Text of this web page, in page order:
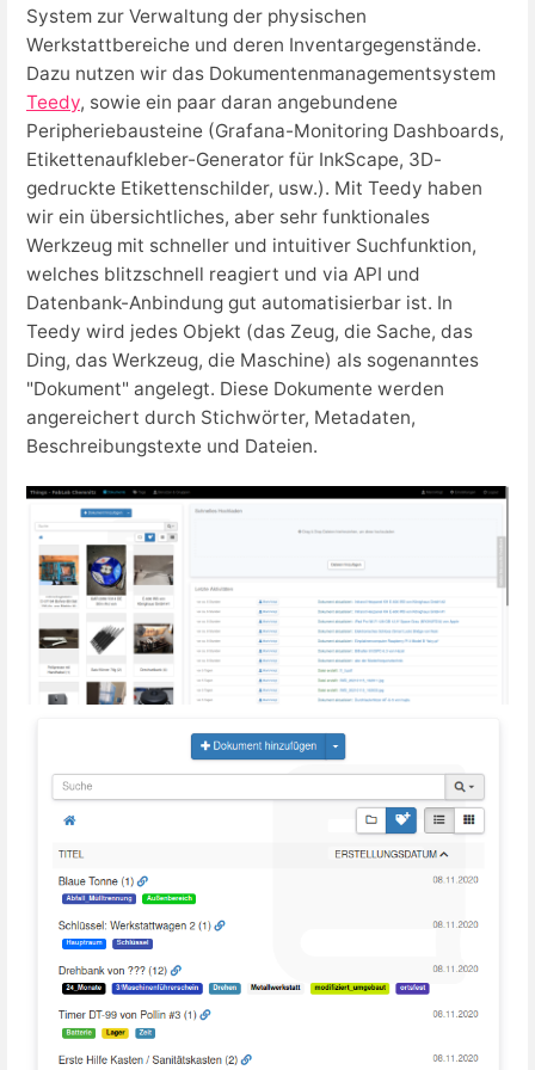
System zur Verwaltung der physischen
Werkstattbereiche und deren Inventargegenstände.
Dazu nutzen wir das Dokumentenmanagementsystem
Teedy, sowie ein paar daran angebundene
Peripheriebausteine (Grafana-Monitoring Dashboards,
Etikettenaufkleber-Generator für InkScape, 3D-
gedruckte Etikettenschilder, usw.). Mit Teedy haben
wir ein übersichtliches, aber sehr funktionales
Werkzeug mit schneller und intuitiver Suchfunktion,
welches blitzschnell reagiert und via API und
Datenbank-Anbindung gut automatisierbar ist. In
Teedy wird jedes Objekt (das Zeug, die Sache, das
Ding, das Werkzeug, die Maschine) als sogenanntes
"Dokument" angelegt. Diese Dokumente werden
angereichert durch Stichwörter, Metadaten,
Beschreibungstexte und Dateien.